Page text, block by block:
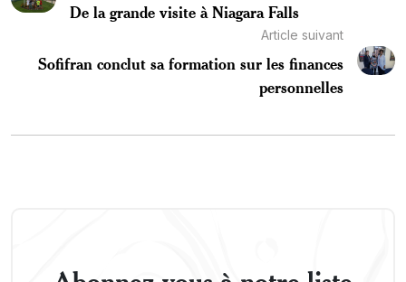
De la grande visite à Niagara Falls
Article suivant
Sofifran conclut sa formation sur les finances
personnelles